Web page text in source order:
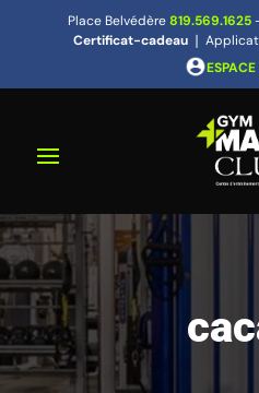
Place Belvédère819.569.1625
Certificat-cadeau ❘